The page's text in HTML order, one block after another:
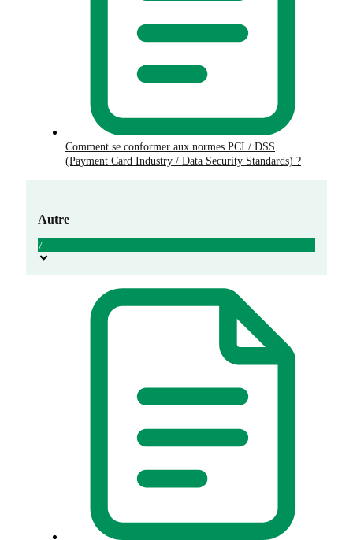
Comment se conformer aux normes PCI / DSS
(Payment Card Industry / Data Security Standards) ?
Autre
7